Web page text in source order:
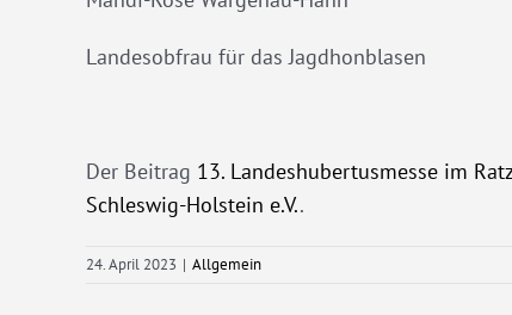
Landesobfrau für das Jagdhonblasen
Der Beitrag 13. Landeshubertusmesse im
Schleswig-Holstein e.V..
24. April 2023 | Allgemein